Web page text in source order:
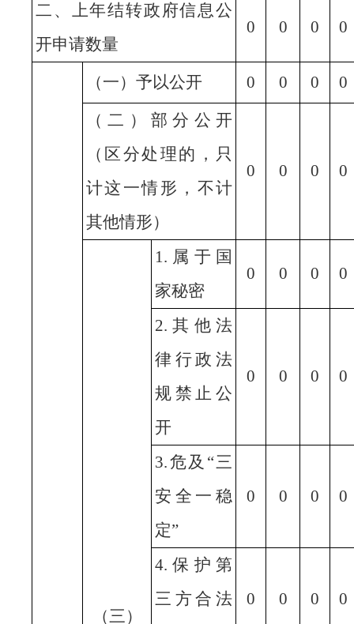
二、上年结转政府信息公
开申请数量
0 0 0 0
（一）予以公开 0 0 0
0
（二）部分公开
（区分处理的，只
计这一情形，不计
其他情形）
0 0 0 0
（三）
1.属于国
家秘密
0 0 0 0
2.其他法
律行政法
规禁止公
开
0 0 0 0
3.危及“三
安全一稳
定”
0 0 0 0
4.保护第
三方合法
0 0 0 0